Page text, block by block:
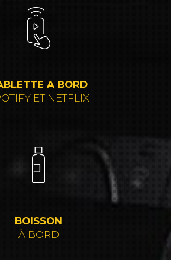
A BORD
ET NETFLIX
BOISSON
À BORD